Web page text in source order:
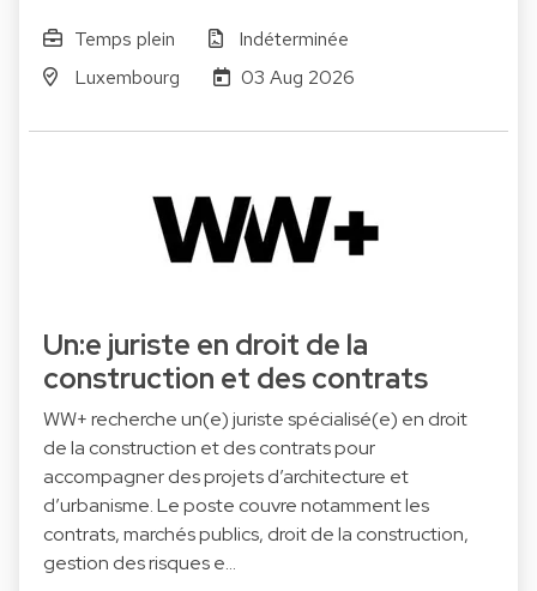
Temps plein
Indéterminée
Luxembourg
03 Aug 2026
Un:e juriste en droit de la
construction et des contrats
WW+ recherche un(e) juriste spécialisé(e) en droit
de la construction et des contrats pour
accompagner des projets d’architecture et
d’urbanisme. Le poste couvre notamment les
contrats, marchés publics, droit de la construction,
gestion des risques e…